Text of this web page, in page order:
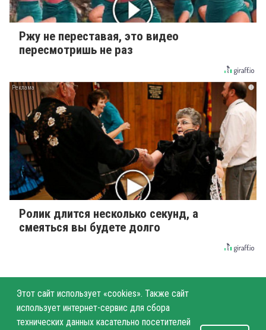
Ржу не переставая, это видео
пересмотришь не раз
i
Ролик длится несколько секунд, а
смеяться вы будете долго
Этот сайт использует «cookies». Также сайт
использует интернет-сервис для сбора
технических данных касательно посетителей